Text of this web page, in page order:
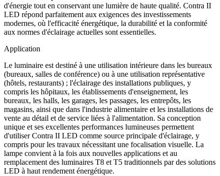
d'énergie tout en conservant une lumière de haute qualité. Contra II
LED répond parfaitement aux exigences des investissements
modernes, où l'efficacité énergétique, la durabilité et la conformité
aux normes d'éclairage actuelles sont essentielles.
Application
Le luminaire est destiné à une utilisation intérieure dans les bureaux
(bureaux, salles de conférence) ou à une utilisation représentative
(hôtels, restaurants) ; l'éclairage des installations publiques, y
compris les hôpitaux, les établissements d'enseignement, les
bureaux, les halls, les garages, les passages, les entrepôts, les
magasins, ainsi que dans l'industrie alimentaire et les installations de
vente au détail et de service liées à l'alimentation. Sa conception
unique et ses excellentes performances lumineuses permettent
d'utiliser Contra II LED comme source principale d'éclairage, y
compris pour les travaux nécessitant une focalisation visuelle. La
lampe convient à la fois aux nouvelles applications et au
remplacement des luminaires T8 et T5 traditionnels par des solutions
LED à haut rendement énergétique.